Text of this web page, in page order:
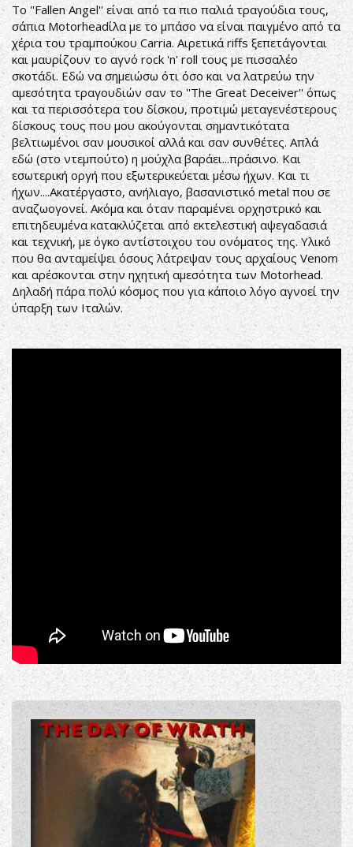
Το ''Fallen Angel'' είναι από τα πιο παλιά τραγούδια τους,
σάπια Motorheadίλα με το μπάσο να είναι παιγμένο από τα
χέρια του τραμπούκου Carria. Αιρετικά riffs ξεπετάγονται
και μαυρίζουν το αγνό rock 'n' roll τους με πισσαλέο
σκοτάδι. Εδώ να σημειώσω ότι όσο και να λατρεύω την
αμεσότητα τραγουδιών σαν το ''The Great Deceiver'' όπως
και τα περισσότερα του δίσκου, προτιμώ μεταγενέστερους
δίσκους τους που μου ακούγονται σημαντικότατα
βελτιωμένοι σαν μουσικοί αλλά και σαν συνθέτες. Απλά
εδώ (στο ντεμπούτο) η μούχλα βαράει...πράσινο. Και
εσωτερική οργή που εξωτερικεύεται μέσω ήχων. Και τι
ήχων....Ακατέργαστο, ανήλιαγο, βασανιστικό metal που σε
αναζωογονεί. Ακόμα και όταν παραμένει ορχηστρικό και
επιτηδευμένα κατακλύζεται από εκτελεστική αψεγαδασιά
και τεχνική, με όγκο αντίστοιχου του ονόματος της. Υλικό
που θα ανταμείψει όσους λάτρεψαν τους αρχαίους Venom
και αρέσκονται στην ηχητική αμεσότητα των Motorhead.
Δηλαδή πάρα πολύ κόσμος που για κάποιο λόγο αγνοεί την
ύπαρξη των Ιταλών.